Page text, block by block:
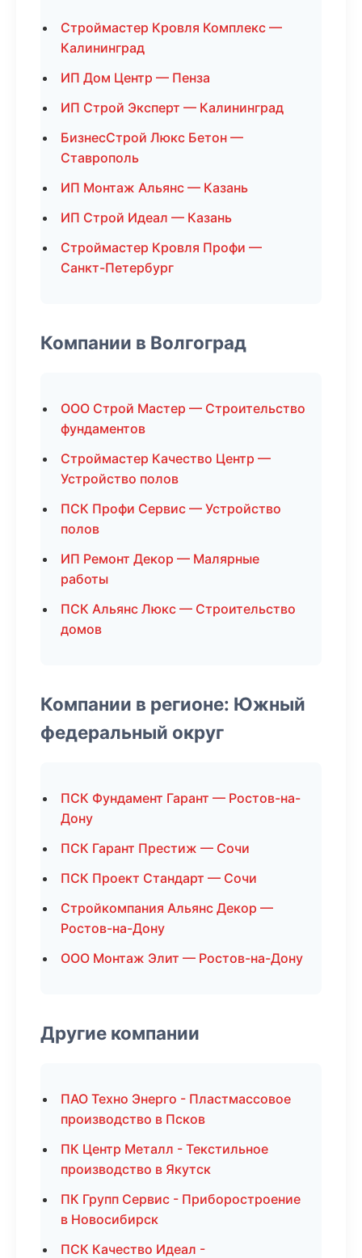
Строймастер Кровля Комплекс —
Калининград
ИП Дом Центр — Пенза
ИП Строй Эксперт — Калининград
БизнесСтрой Люкс Бетон —
Ставрополь
ИП Монтаж Альянс — Казань
ИП Строй Идеал — Казань
Строймастер Кровля Профи —
Санкт-Петербург
Компании в Волгоград
ООО Строй Мастер — Строительство
фундаментов
Строймастер Качество Центр —
Устройство полов
ПСК Профи Сервис — Устройство
полов
ИП Ремонт Декор — Малярные
работы
ПСК Альянс Люкс — Строительство
домов
Компании в регионе: Южный
федеральный округ
ПСК Фундамент Гарант — Ростов-на-
Дону
ПСК Гарант Престиж — Сочи
ПСК Проект Стандарт — Сочи
Стройкомпания Альянс Декор —
Ростов-на-Дону
ООО Монтаж Элит — Ростов-на-Дону
Другие компании
ПАО Техно Энерго - Пластмассовое
производство в Псков
ПК Центр Металл - Текстильное
производство в Якутск
ПК Групп Сервис - Приборостроение
в Новосибирск
ПСК Качество Идеал -